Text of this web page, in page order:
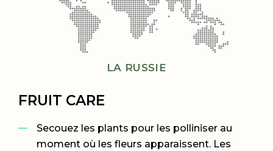
LA RUSSIE
FRUIT CARE
Secouez les plants pour les polliniser au
moment où les fleurs apparaissent. Les